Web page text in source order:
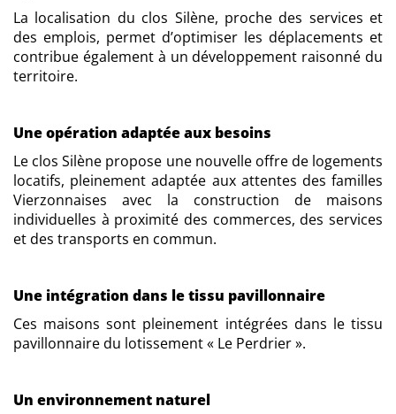
La localisation du clos Silène, proche des services et
des emplois, permet d’optimiser les déplacements et
contribue également à un développement raisonné du
territoire.
Une opération adaptée aux besoins
Le clos Silène propose une nouvelle offre de logements
locatifs, pleinement adaptée aux attentes des familles
Vierzonnaises avec la construction de maisons
individuelles à proximité des commerces, des services
et des transports en commun.
Une intégration dans le tissu pavillonnaire
Ces maisons sont pleinement intégrées dans le tissu
pavillonnaire du lotissement « Le Perdrier ».
Un environnement naturel